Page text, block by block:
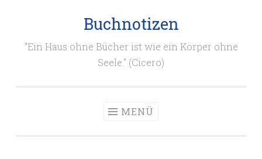
Buchnotizen
"Ein Haus ohne Bücher ist wie ein Körper ohne
Seele." (Cicero)
MENÜ